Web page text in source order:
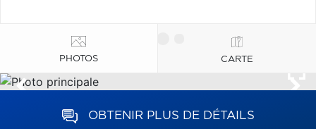
PHOTOS CARTE
OBTENIR PLUS DE DÉTAILS